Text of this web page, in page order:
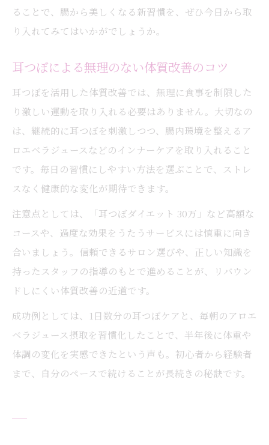
ることで、腸から美しくなる新習慣を、ぜひ今日から取
り入れてみてはいかがでしょうか。
耳つぼによる無理のない体質改善のコツ
耳つぼを活用した体質改善では、無理に食事を制限した
り激しい運動を取り入れる必要はありません。大切なの
は、継続的に耳つぼを刺激しつつ、腸内環境を整えるア
ロエベラジュースなどのインナーケアを取り入れること
です。毎日の習慣にしやすい方法を選ぶことで、ストレ
スなく健康的な変化が期待できます。
注意点としては、「耳つぼダイエット 30万」など高額な
コースや、過度な効果をうたうサービスには慎重に向き
合いましょう。信頼できるサロン選びや、正しい知識を
持ったスタッフの指導のもとで進めることが、リバウン
ドしにくい体質改善の近道です。
成功例としては、1日数分の耳つぼケアと、毎朝のアロエ
ベラジュース摂取を習慣化したことで、半年後に体重や
体調の変化を実感できたという声も。初心者から経験者
まで、自分のペースで続けることが長続きの秘訣です。